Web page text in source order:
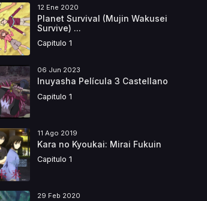
12 Ene 2020
Planet Survival (Mujin Wakusei
Survive) ...
Capitulo 1
06 Jun 2023
Inuyasha Película 3 Castellano
Capitulo 1
11 Ago 2019
Kara no Kyoukai: Mirai Fukuin
Capitulo 1
29 Feb 2020